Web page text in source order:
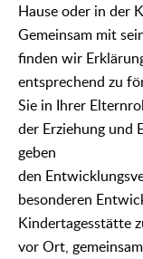
Hause oder in der
Gemeinsam mit
finden wir
entsprechend zu
Sie in Ihrer
der Erziehung und
geben
den
besonderen
Kindertagesstätte
vor Ort,